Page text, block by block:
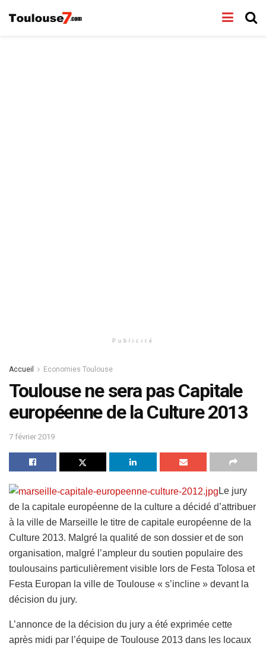
Publicité
Accueil Economies Toulouse
Toulouse ne sera pas Capitale
européenne de la Culture 2013
7 février 2019
Le jury
de la capitale européenne de la culture a décidé d’attribuer
à la ville de Marseille le titre de capitale européenne de la
Culture 2013. Malgré la qualité de son dossier et de son
organisation, malgré l’ampleur du soutien populaire des
toulousains particulièrement visible lors de Festa Tolosa et
Festa Europan la ville de Toulouse « s’incline » devant la
décision du jury.
L’annonce de la décision du jury a été exprimée cette
après midi par l’équipe de Toulouse 2013 dans les locaux